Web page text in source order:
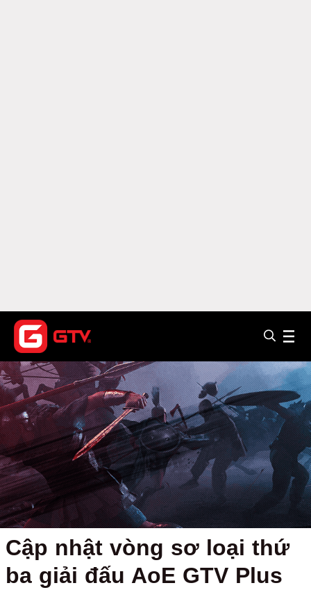
Cập nhật vòng sơ loại thứ
ba giải đấu AoE GTV Plus